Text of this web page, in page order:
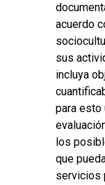
acuerdo
sus
incluya
para esto
los
que
servicios